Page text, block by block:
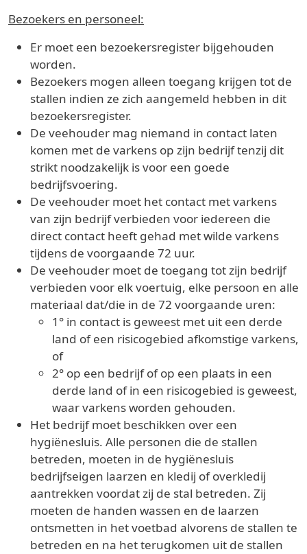
Bezoekers en personeel:
Er moet een bezoekersregister bijgehouden
worden.
Bezoekers mogen alleen toegang krijgen tot de
stallen indien ze zich aangemeld hebben in dit
bezoekersregister.
De veehouder mag niemand in contact laten
komen met de varkens op zijn bedrijf tenzij dit
strikt noodzakelijk is voor een goede
bedrijfsvoering.
De veehouder moet het contact met varkens
van zijn bedrijf verbieden voor iedereen die
direct contact heeft gehad met wilde varkens
tijdens de voorgaande 72 uur.
De veehouder moet de toegang tot zijn bedrijf
verbieden voor elk voertuig, elke persoon en alle
materiaal dat/die in de 72 voorgaande uren:
1° in contact is geweest met uit een derde
land of een risicogebied afkomstige varkens,
of
2° op een bedrijf of op een plaats in een
derde land of in een risicogebied is geweest,
waar varkens worden gehouden.
Het bedrijf moet beschikken over een
hygiënesluis. Alle personen die de stallen
betreden, moeten in de hygiënesluis
bedrijfseigen laarzen en kledij of overkledij
aantrekken voordat zij de stal betreden. Zij
moeten de handen wassen en de laarzen
ontsmetten in het voetbad alvorens de stallen te
betreden en na het terugkomen uit de stallen